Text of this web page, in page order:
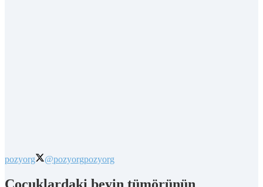
pozyorg @pozyorgpozyorg
Çocuklardaki beyin tümörünün